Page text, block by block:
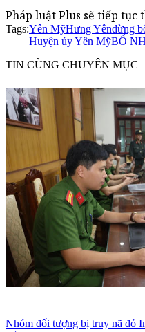
Pháp luật Plus sẽ tiếp tục
Tags:Yên MỹHưng Yêndừng
Huyện ủy Yên MỹBỔ
TIN CÙNG CHUYÊN MỤC
Nhóm đối tượng bị truy nã đỏ